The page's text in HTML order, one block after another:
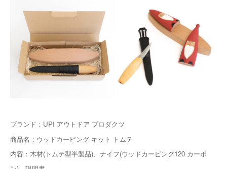
ブランド：UPI アウトドア プロダクツ
商品名：ウッドカービング キット トムテ
内容：木材(トムテ型半製品)、ナイフ(ウッドカービング120 カーボ